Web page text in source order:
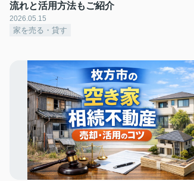
流れと活用方法もご紹介
2026.05.15
家を売る・貸す